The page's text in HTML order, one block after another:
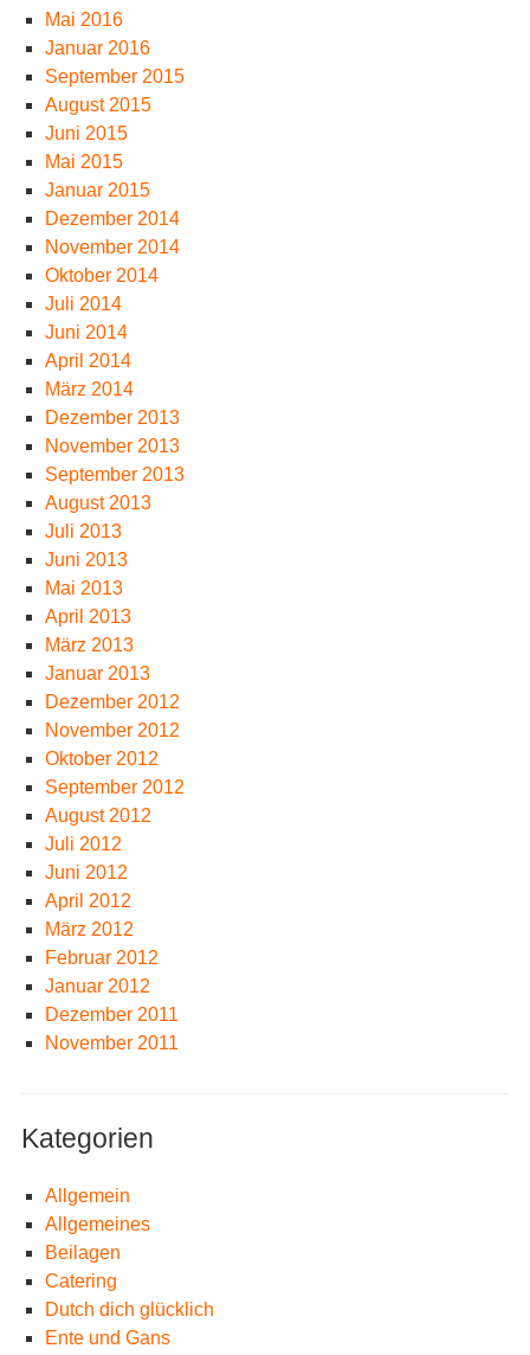
Mai 2016
Januar 2016
September 2015
August 2015
Juni 2015
Mai 2015
Januar 2015
Dezember 2014
November 2014
Oktober 2014
Juli 2014
Juni 2014
April 2014
März 2014
Dezember 2013
November 2013
September 2013
August 2013
Juli 2013
Juni 2013
Mai 2013
April 2013
März 2013
Januar 2013
Dezember 2012
November 2012
Oktober 2012
September 2012
August 2012
Juli 2012
Juni 2012
April 2012
März 2012
Februar 2012
Januar 2012
Dezember 2011
November 2011
Kategorien
Allgemein
Allgemeines
Beilagen
Catering
Dutch dich glücklich
Ente und Gans